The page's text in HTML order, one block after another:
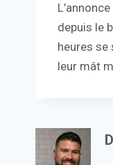
depuis le
heures se
leur mât